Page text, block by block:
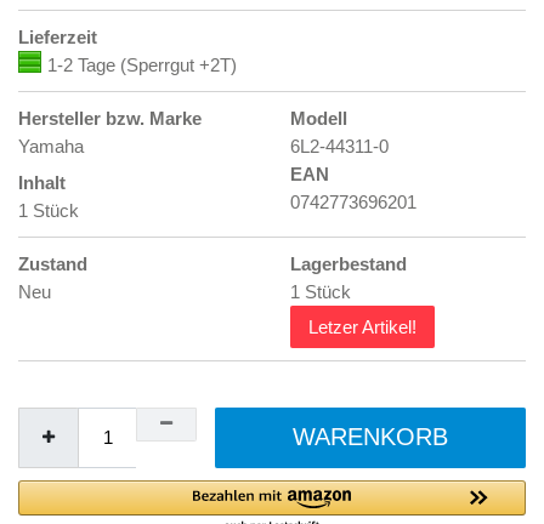
Lieferzeit
1-2 Tage (Sperrgut +2T)
Hersteller bzw. Marke
Yamaha
Inhalt
1 Stück
Modell
6L2-44311-0
EAN
0742773696201
Zustand
Neu
Lagerbestand
1 Stück
Letzer Artikel!
WARENKORB